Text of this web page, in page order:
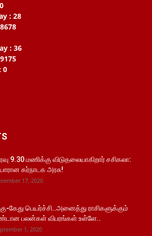
: 28
: 36
0
9.30 மணிக்கு விடுதலையாகிறார் சசிகலா:
கர்நாடக அரசு!
17, 2020
கேது பெயர்ச்சி..அனைத்து ராசிகளுக்கும்
பலன்கள் விபரங்கள் உள்ளே..
1, 2020